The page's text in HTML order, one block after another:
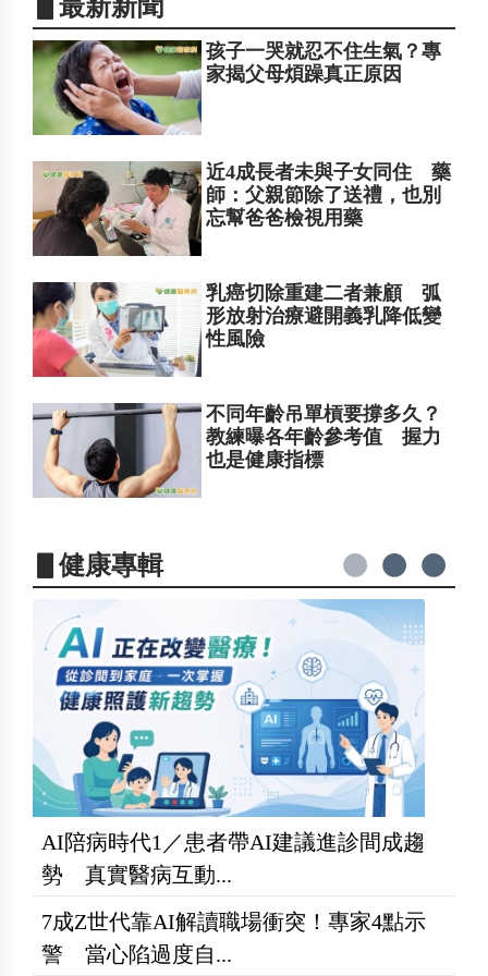
▋最新新聞
孩子一哭就忍不住生氣？專
家揭父母煩躁真正原因
近4成長者未與子女同住 藥
師：父親節除了送禮，也別
忘幫爸爸檢視用藥
乳癌切除重建二者兼顧 弧
形放射治療避開義乳降低變
性風險
不同年齡吊單槓要撐多久？
教練曝各年齡參考值 握力
也是健康指標
▋健康專輯
AI陪病時代1／患者帶AI建議進診間成趨
勢 真實醫病互動...
7成Z世代靠AI解讀職場衝突！專家4點示
警 當心陷過度自...